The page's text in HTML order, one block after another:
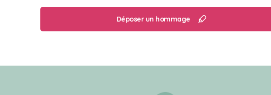
Déposer un hommage